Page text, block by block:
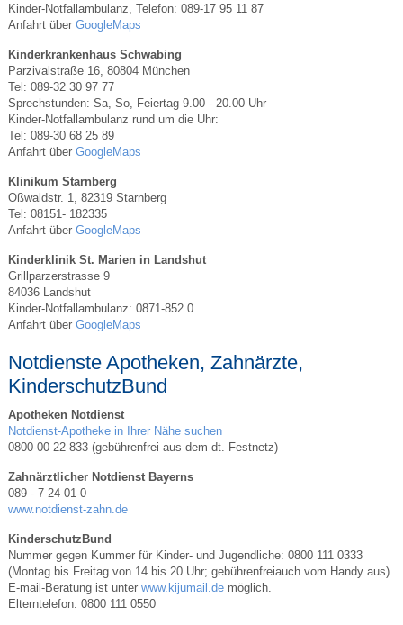
Kinder-Notfallambulanz, Telefon: 089-17 95 11 87
Anfahrt über GoogleMaps
Kinderkrankenhaus Schwabing
Parzivalstraße 16, 80804 München
Tel: 089-32 30 97 77
Sprechstunden: Sa, So, Feiertag 9.00 - 20.00 Uhr
Kinder-Notfallambulanz rund um die Uhr:
Tel: 089-30 68 25 89
Anfahrt über GoogleMaps
Klinikum Starnberg
Oßwaldstr. 1, 82319 Starnberg
Tel: 08151- 182335
Anfahrt über GoogleMaps
Kinderklinik St. Marien in Landshut
Grillparzerstrasse 9
84036 Landshut
Kinder-Notfallambulanz: 0871-852 0
Anfahrt über GoogleMaps
Notdienste Apotheken, Zahnärzte,
KinderschutzBund
Apotheken Notdienst
Notdienst-Apotheke in Ihrer Nähe suchen
0800-00 22 833 (gebührenfrei aus dem dt. Festnetz)
Zahnärztlicher Notdienst Bayerns
089 - 7 24 01-0
www.notdienst-zahn.de
KinderschutzBund
Nummer gegen Kummer für Kinder- und Jugendliche: 0800 111 0333
(Montag bis Freitag von 14 bis 20 Uhr; gebührenfreiauch vom Handy aus)
E-mail-Beratung ist unter www.kijumail.demöglich.
Elterntelefon: 0800 111 0550